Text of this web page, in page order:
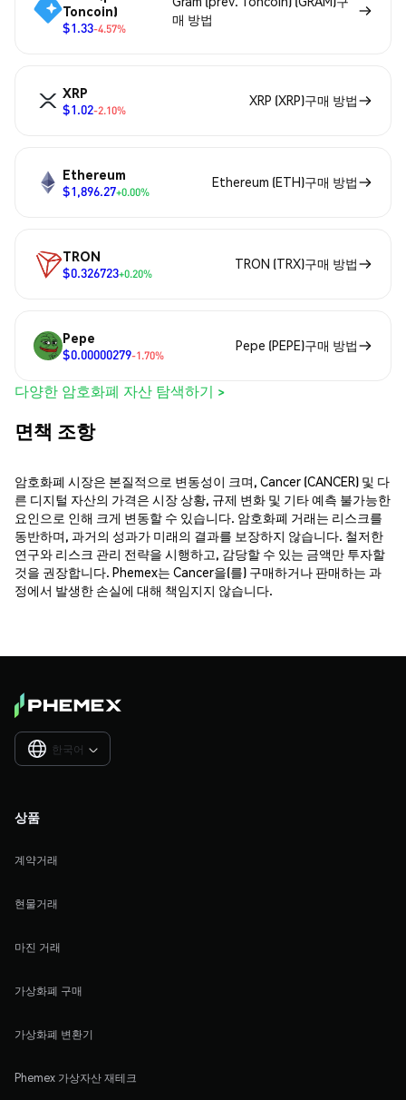
Toncoin)
$1.33-4.57%
매 방법
XRP
$1.02-2.10%
XRP (XRP)구매 방법
Ethereum
$1,896.27+0.00%
Ethereum (ETH)구매 방법
TRON
$0.326723+0.20%
TRON (TRX)구매 방법
Pepe
$0.00000279-1.70%
Pepe (PEPE)구매 방법
다양한 암호화폐 자산 탐색하기 >
면책 조항
암호화폐 시장은 본질적으로 변동성이 크며, Cancer (CANCER) 및 다
른 디지털 자산의 가격은 시장 상황, 규제 변화 및 기타 예측 불가능한
요인으로 인해 크게 변동할 수 있습니다. 암호화폐 거래는 리스크를
동반하며, 과거의 성과가 미래의 결과를 보장하지 않습니다. 철저한
연구와 리스크 관리 전략을 시행하고, 감당할 수 있는 금액만 투자할
것을 권장합니다. Phemex는 Cancer을(를) 구매하거나 판매하는 과
정에서 발생한 손실에 대해 책임지지 않습니다.
한국어 
상품
계약거래
현물거래
마진 거래
가상화폐 구매
가상화폐 변환기
Phemex 가상자산 재테크